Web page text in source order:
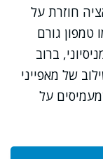
חוזרת על
טמפון גורם
ברוב
של מאפייני
על